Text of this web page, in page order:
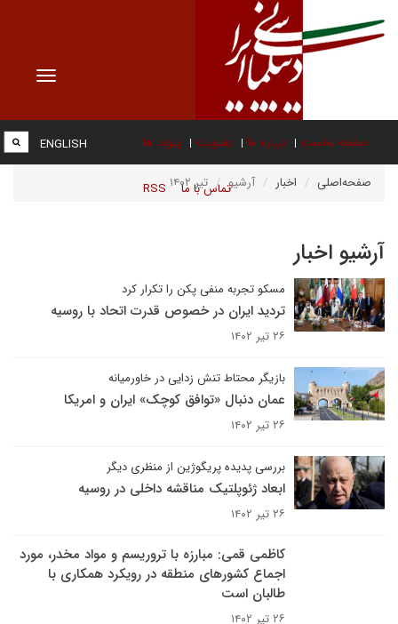
Toggle
صفحه نخست درباره ما عضویت پیوند ها
تماس با ما RSS
ENGLISH
صفحه‌اصلی اخبار آرشیو تیر ۱۴۰۲
آرشیو اخبار
مسکو تجربه منفی پکن را تکرار کرد
تردید ایران در خصوص قدرت اتحاد با روسیه
۲۶ تیر ۱۴۰۲
بازیگر محتاط تنش زدایی در خاورمیانه
عمان دنبال «توافق کوچک» ایران و امریکا
۲۶ تیر ۱۴۰۲
بررسی پدیده پریگوژین از منظری دیگر
ابعاد ژئوپلتیک مناقشه داخلی در روسیه
۲۶ تیر ۱۴۰۲
کاظمی قمی: مبارزه با تروریسم و مواد مخدر، مورد
اجماع کشورهای منطقه در رویکرد همکاری با
طالبان است
۲۶ تیر ۱۴۰۲